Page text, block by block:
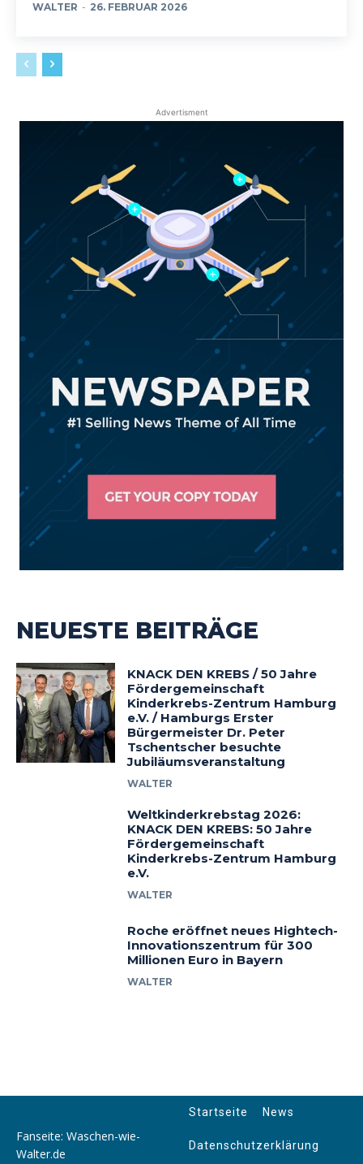
WALTER - 26. FEBRUAR 2026
Advertisment
NEUESTE BEITRÄGE
KNACK DEN KREBS / 50 Jahre
Fördergemeinschaft
Kinderkrebs-Zentrum Hamburg
e.V. / Hamburgs Erster
Bürgermeister Dr. Peter
Tschentscher besuchte
Jubiläumsveranstaltung
WALTER
Weltkinderkrebstag 2026:
KNACK DEN KREBS: 50 Jahre
Fördergemeinschaft
Kinderkrebs-Zentrum Hamburg
e.V.
WALTER
Roche eröffnet neues Hightech-
Innovationszentrum für 300
Millionen Euro in Bayern
WALTER
Fanseite: Waschen-wie-
Walter.de
Startseite News
Datenschutzerklärung